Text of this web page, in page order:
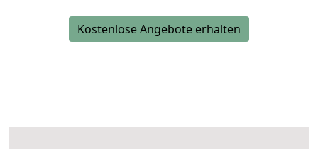
Kostenlose Angebote erhalten